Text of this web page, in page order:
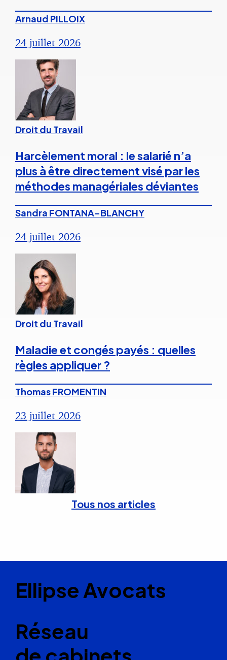
Arnaud PILLOIX
24 juillet 2026
Droit du Travail
Harcèlement moral : le salarié n’a
plus à être directement visé par les
méthodes managériales déviantes
Sandra FONTANA-BLANCHY
24 juillet 2026
Droit du Travail
Maladie et congés payés : quelles
règles appliquer ?
Thomas FROMENTIN
23 juillet 2026
Tous nos articles
Ellipse Avocats
Réseau